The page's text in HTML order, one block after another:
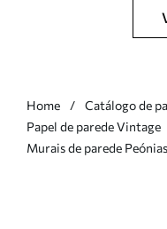
Home
Catálogo de
Papel de parede Vintage
Murais de parede